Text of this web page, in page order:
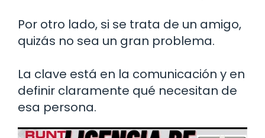
Por otro lado, si se trata de un amigo,
quizás no sea un gran problema.
La clave está en la comunicación y en
definir claramente qué necesitan de
esa persona.